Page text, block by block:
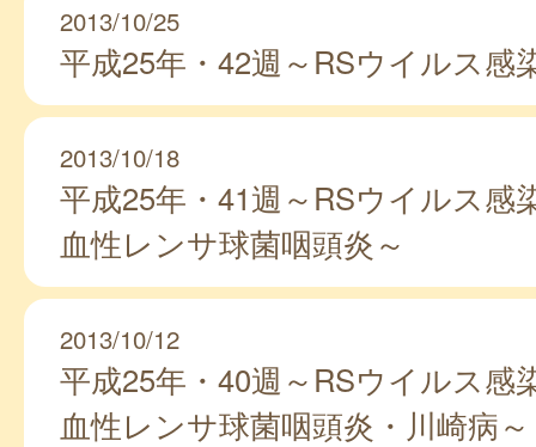
2013/10/25
平成25年・42週～RSウイルス感
2013/10/18
平成25年・41週～RSウイルス感
血性レンサ球菌咽頭炎～
2013/10/12
平成25年・40週～RSウイルス感
血性レンサ球菌咽頭炎・川崎病～